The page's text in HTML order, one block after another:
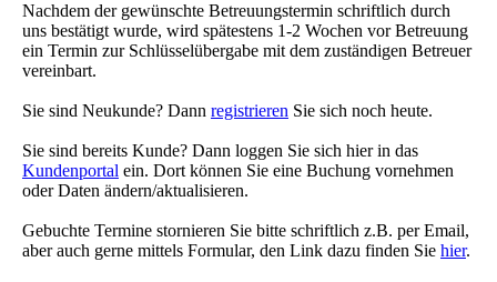
Nachdem der gewünschte Betreuungstermin schriftlich durch
uns bestätigt wurde, wird spätestens 1-2 Wochen vor Betreuung
ein Termin zur Schlüsselübergabe mit dem zuständigen Betreuer
vereinbart.
Sie sind Neukunde? Dann registrieren Sie sich noch heute.
Sie sind bereits Kunde? Dann loggen Sie sich hier in das
Kundenportal ein. Dort können Sie eine Buchung vornehmen
oder Daten ändern/aktualisieren.
Gebuchte Termine stornieren Sie bitte schriftlich z.B. per Email,
aber auch gerne mittels Formular, den Link dazu finden Sie hier.